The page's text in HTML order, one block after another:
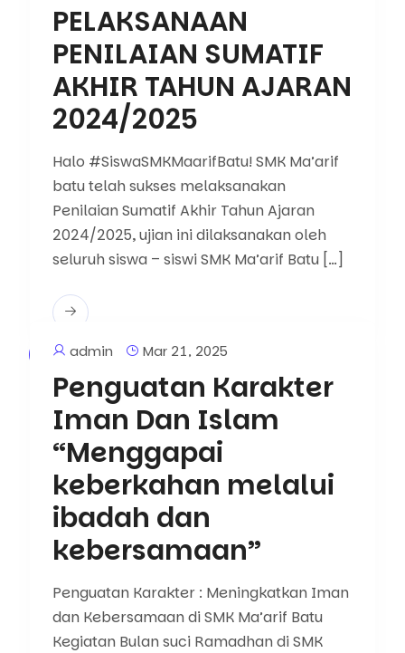
PELAKSANAAN
PENILAIAN SUMATIF
AKHIR TAHUN AJARAN
2024/2025
Halo #SiswaSMKMaarifBatu! SMK Ma’arif
batu telah sukses melaksanakan
Penilaian Sumatif Akhir Tahun Ajaran
2024/2025, ujian ini dilaksanakan oleh
seluruh siswa – siswi SMK Ma’arif Batu […]
Beritaadmin Mar 21, 2025
Penguatan Karakter
Iman Dan Islam
“Menggapai
keberkahan melalui
ibadah dan
kebersamaan”
Penguatan Karakter : Meningkatkan Iman
dan Kebersamaan di SMK Ma’arif Batu
Kegiatan Bulan suci Ramadhan di SMK